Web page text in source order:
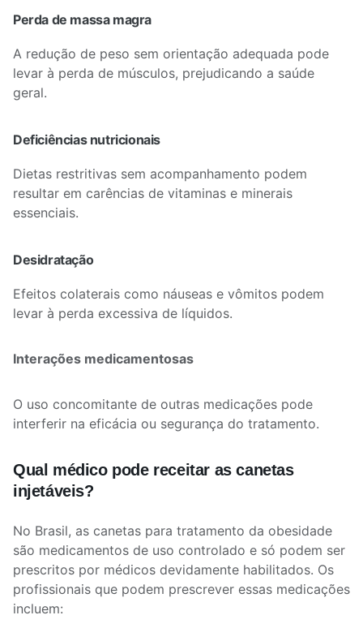
Perda de massa magra
A redução de peso sem orientação adequada pode
levar à perda de músculos, prejudicando a saúde
geral.
Deficiências nutricionais
Dietas restritivas sem acompanhamento podem
resultar em carências de vitaminas e minerais
essenciais.
Desidratação
Efeitos colaterais como náuseas e vômitos podem
levar à perda excessiva de líquidos.
Interações medicamentosas
O uso concomitante de outras medicações pode
interferir na eficácia ou segurança do tratamento.
Qual médico pode receitar as canetas
injetáveis?
No Brasil, as canetas para tratamento da obesidade
são medicamentos de uso controlado e só podem ser
prescritos por médicos devidamente habilitados. Os
profissionais que podem prescrever essas medicações
incluem: